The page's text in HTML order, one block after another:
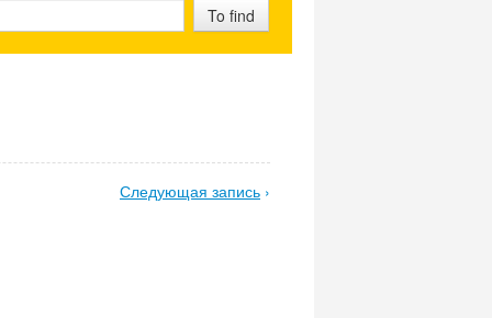
To find
Следующая запись ›